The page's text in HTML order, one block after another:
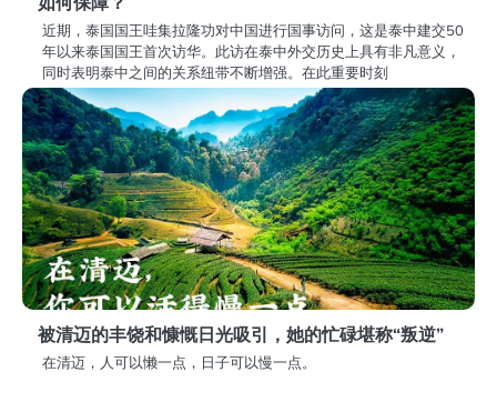
近期，泰国国王哇集拉隆功对中国进行国事访问，这是泰中建交50
年以来泰国国王首次访华。此访在泰中外交历史上具有非凡意义，
同时表明泰中之间的关系纽带不断增强。在此重要时刻
被清迈的丰饶和慷慨日光吸引，她的忙碌堪称“叛逆”
在清迈，人可以懒一点，日子可以慢一点。